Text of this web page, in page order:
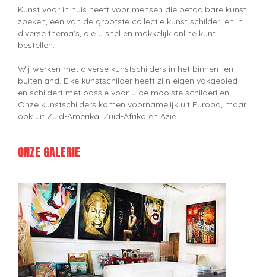
Kunst voor in huis heeft voor mensen die betaalbare kunst
zoeken, één van de grootste collectie kunst schilderijen in
diverse thema's, die u snel en makkelijk online kunt
bestellen.
Wij werken met diverse kunstschilders in het binnen- en
buitenland. Elke kunstschilder heeft zijn eigen vakgebied
en schildert met passie voor u de mooiste schilderijen.
Onze kunstschilders komen voornamelijk uit Europa, maar
ook uit Zuid-Amerika, Zuid-Afrika en Azië.
ONZE GALERIE